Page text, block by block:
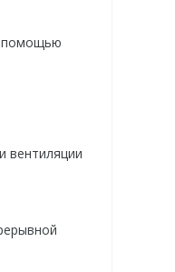
помощью
вентиляции